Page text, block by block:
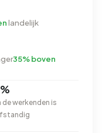
landelijk
35% boven
de werkenden is